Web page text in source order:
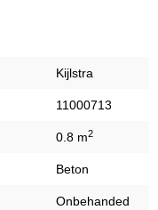
Kijlstra
11000713
0.8 m2
Beton
Onbehanded